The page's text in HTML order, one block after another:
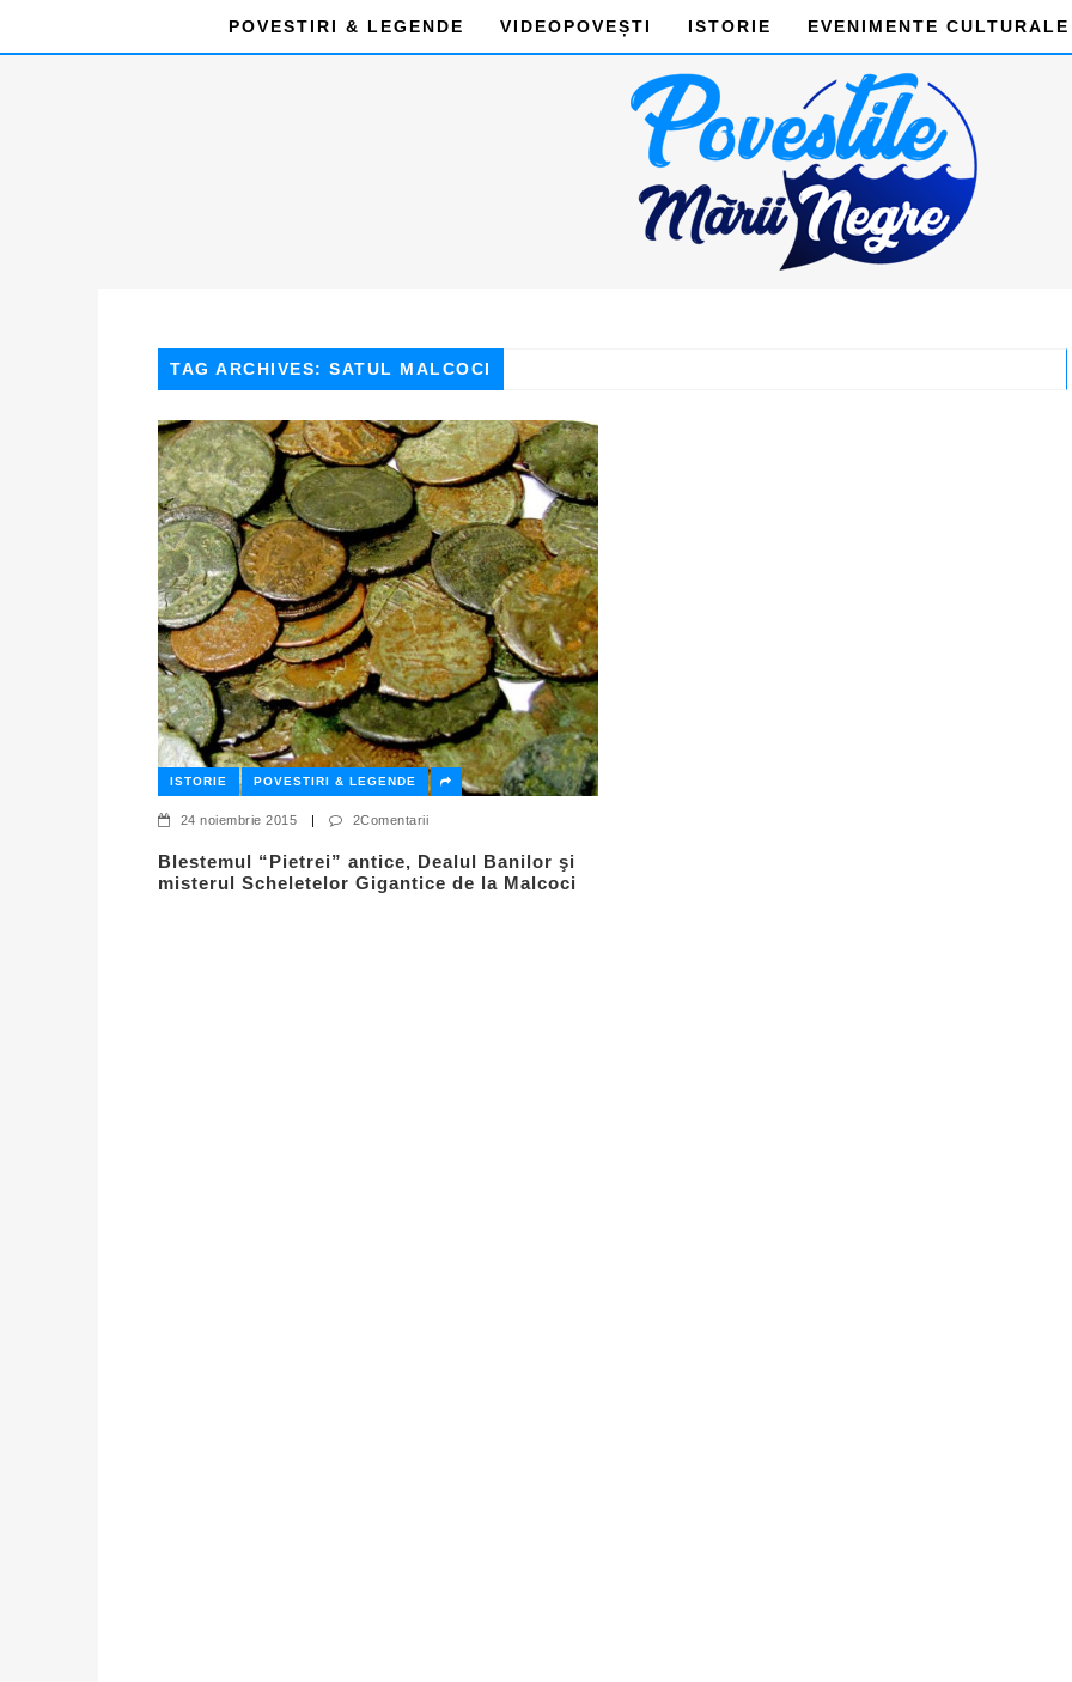
POVESTIRI & LEGENDE VIDEOPOVEȘTI ISTORIE EVENIMENTE CULTURALE
TAG ARCHIVES: SATUL MALCOCI
ISTORIE POVESTIRI & LEGENDE
24 noiembrie 2015 | 2Comentarii
Blestemul “Pietrei” antice, Dealul Banilor şi
misterul Scheletelor Gigantice de la Malcoci